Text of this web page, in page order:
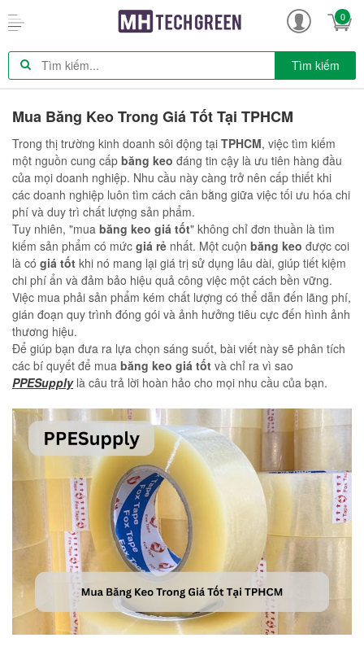
0
Tìm kiếm
Mua Băng Keo Trong Giá Tốt Tại TPHCM
Trong thị trường kinh doanh sôi động tại TPHCM, việc tìm kiếm
một nguồn cung cấp băng keo đáng tin cậy là ưu tiên hàng đầu
của mọi doanh nghiệp. Nhu cầu này càng trở nên cấp thiết khi
các doanh nghiệp luôn tìm cách cân bằng giữa việc tối ưu hóa chi
phí và duy trì chất lượng sản phẩm.
Tuy nhiên, "mua băng keo giá tốt" không chỉ đơn thuần là tìm
kiếm sản phẩm có mức giá rẻ nhất. Một cuộn băng keo được coi
là có giá tốt khi nó mang lại giá trị sử dụng lâu dài, giúp tiết kiệm
chi phí ẩn và đảm bảo hiệu quả công việc một cách bền vững.
Việc mua phải sản phẩm kém chất lượng có thể dẫn đến lãng phí,
gián đoạn quy trình đóng gói và ảnh hưởng tiêu cực đến hình ảnh
thương hiệu.
Để giúp bạn đưa ra lựa chọn sáng suốt, bài viết này sẽ phân tích
các bí quyết để mua băng keo giá tốt và chỉ ra vì sao
PPESupplylà câu trả lời hoàn hảo cho mọi nhu cầu của bạn.